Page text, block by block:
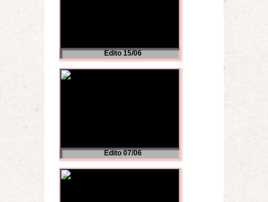
Edito 15/06
Edito 07/06